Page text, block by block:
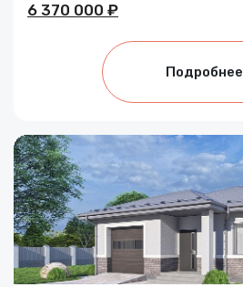
6 370 000 ₽
Подробнее